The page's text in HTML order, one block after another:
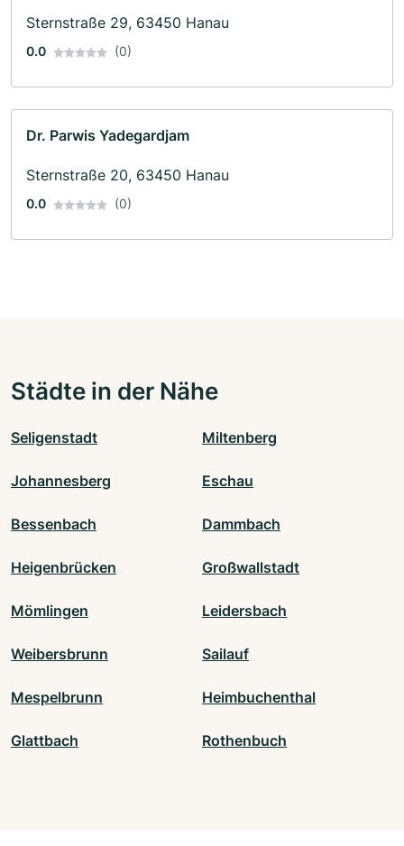
Sternstraße 29, 63450 Hanau
0.0 (0)
Dr. Parwis Yadegardjam
Sternstraße 20, 63450 Hanau
0.0 (0)
Städte in der Nähe
Seligenstadt Miltenberg
Johannesberg Eschau
Bessenbach Dammbach
Heigenbrücken Großwallstadt
Mömlingen Leidersbach
Weibersbrunn Sailauf
Mespelbrunn Heimbuchenthal
Glattbach Rothenbuch